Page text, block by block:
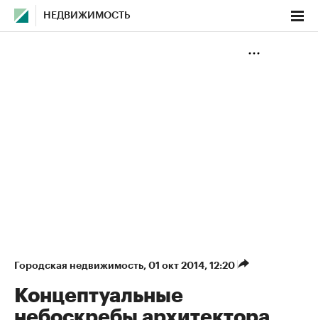
НЕДВИЖИМОСТЬ
Городская недвижимость⁠, 01 окт 2014, 12:20
Концептуальные